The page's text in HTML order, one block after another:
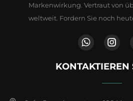
Markenwirkung. Vertraut von
weltweit. Fordern Sie noch
KONTAKTIEREN